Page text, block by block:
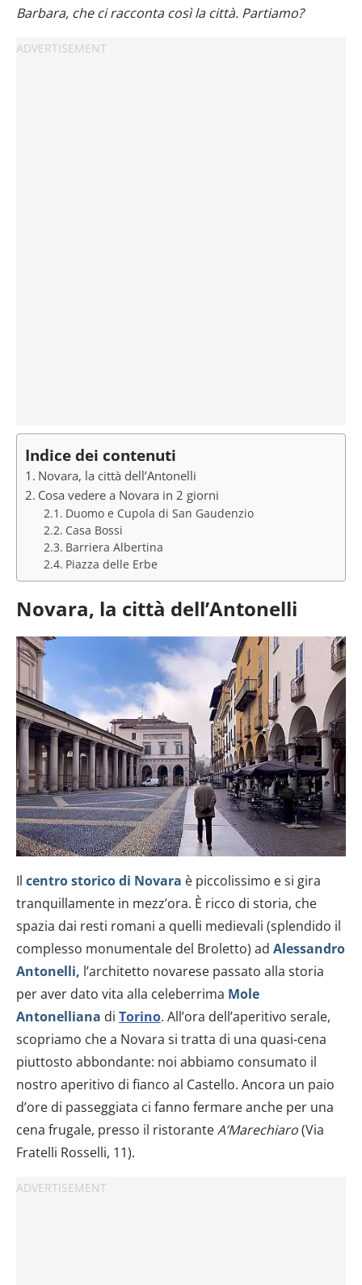
Barbara, che ci racconta così la città. Partiamo?
Indice dei contenuti
Novara, la città dell’Antonelli
Cosa vedere a Novara in 2 giorni
Duomo e Cupola di San Gaudenzio
Casa Bossi
Barriera Albertina
Piazza delle Erbe
Novara, la città dell’Antonelli
Il centro storico di Novara è piccolissimo e si gira
tranquillamente in mezz’ora. È ricco di storia, che
spazia dai resti romani a quelli medievali (splendido il
complesso monumentale del Broletto) ad Alessandro
Antonelli, l’architetto novarese passato alla storia
per aver dato vita alla celeberrima Mole
Antonelliana di Torino. All’ora dell’aperitivo serale,
scopriamo che a Novara si tratta di una quasi-cena
piuttosto abbondante: noi abbiamo consumato il
nostro aperitivo di fianco al Castello. Ancora un paio
d’ore di passeggiata ci fanno fermare anche per una
cena frugale, presso il ristoranteA’Marechiaro(Via
Fratelli Rosselli, 11).